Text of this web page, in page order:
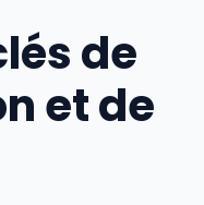
de
et de